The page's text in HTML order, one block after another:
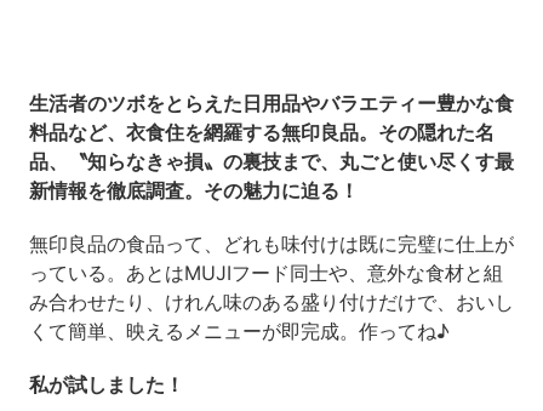
生活者のツボをとらえた日用品やバラエティー豊かな食
料品など、衣食住を網羅する無印良品。その隠れた名
品、〝知らなきゃ損〟の裏技まで、丸ごと使い尽くす最
新情報を徹底調査。その魅力に迫る！
無印良品の食品って、どれも味付けは既に完璧に仕上が
っている。あとはMUJIフード同士や、意外な食材と組
み合わせたり、けれん味のある盛り付けだけで、おいし
くて簡単、映えるメニューが即完成。作ってね♪
私が試しました！